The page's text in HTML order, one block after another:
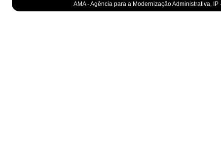
AMA - Agência para a Modernização Administrativa,